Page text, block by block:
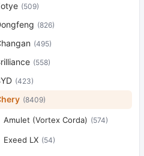
(509)
(826)
(495)
(558)
(423)
(8409)
Amulet (Vortex Corda) (574)
Exeed LX (54)